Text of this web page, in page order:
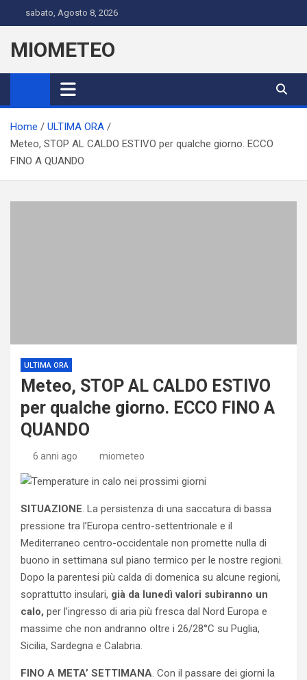
to
content
sabato, Agosto 8, 2026
MIOMETEO
Home
ULTIMA ORA
Meteo, STOP AL CALDO ESTIVO per qualche giorno. ECCO
FINO A QUANDO
ULTIMA ORA
Meteo, STOP AL CALDO ESTIVO
per qualche giorno. ECCO FINO A
QUANDO
6 anni ago miometeo
SITUAZIONE. La persistenza di una saccatura di bassa
pressione tra l’Europa centro-settentrionale e il
Mediterraneo centro-occidentale non promette nulla di
buono in settimana sul piano termico per le nostre regioni.
Dopo la parentesi più calda di domenica su alcune regioni,
soprattutto insulari, già da lunedì valori subiranno un
calo, per l’ingresso di aria più fresca dal Nord Europa e
massime che non andranno oltre i 26/28°C su Puglia,
Sicilia, Sardegna e Calabria.
FINO A META’ SETTIMANA. Con il passare dei giorni la